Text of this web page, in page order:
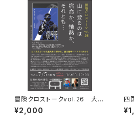
冒険クロストークvol.26 大石
明弘「山に登るのは 宿命か、情
熱か、それとも…」録画視聴権
¥2,000
四